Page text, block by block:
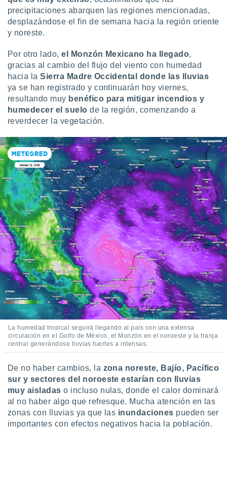
Puedes
acceder a
web a
similares
como
este sitio
IP
de
posible
traten tus
en
interés
a lo que
Para
su
u
datos
momento
en
en
en
de
precipitaciones abarquen las regiones mencionadas,
desplazándose el fin de semana hacia la región oriente
y noreste.
Por otro lado, el Monzón Mexicano ha llegado,
gracias al cambio del flujo del viento con humedad
hacia laSierra Madre Occidental donde las lluvias
ya se han registrado y continuarán hoy viernes,
resultando muy benéfico para mitigar incendios y
humedecer el suelo de la región, comenzando a
reverdecer la vegetación.
La humedad tropical seguirá llegando al país con una extensa
circulación en el Golfo de México, el Monzón en el noroeste y la franja
central generándose lluvias fuertes a intensas.
De no haber cambios, la zona noreste, Bajío, Pacífico
sur y sectores del noroeste estarían con lluvias
muy aisladas o incluso nulas, donde el calor dominará
al no haber algo que refresque. Mucha atención en las
zonas con lluvias ya que las inundaciones pueden ser
importantes con efectos negativos hacia la población.